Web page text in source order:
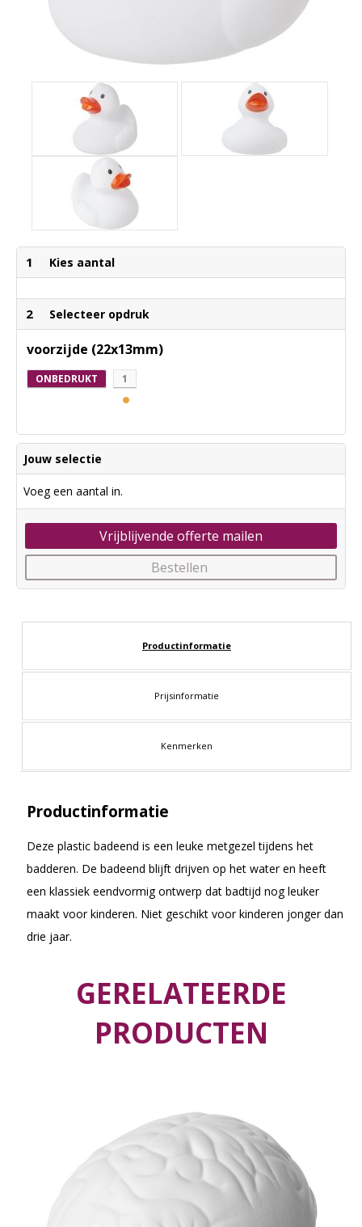
1 Kies aantal
2 Selecteer opdruk
voorzijde (22x13mm)
ONBEDRUKT 1
Jouw selectie
Voeg een aantal in.
Vrijblijvende offerte mailen
Bestellen
Productinformatie
Prijsinformatie
Kenmerken
Productinformatie
Deze plastic badeend is een leuke metgezel tijdens het
badderen. De badeend blijft drijven op het water en heeft
een klassiek eendvormig ontwerp dat badtijd nog leuker
maakt voor kinderen. Niet geschikt voor kinderen jonger dan
drie jaar.
GERELATEERDE
PRODUCTEN